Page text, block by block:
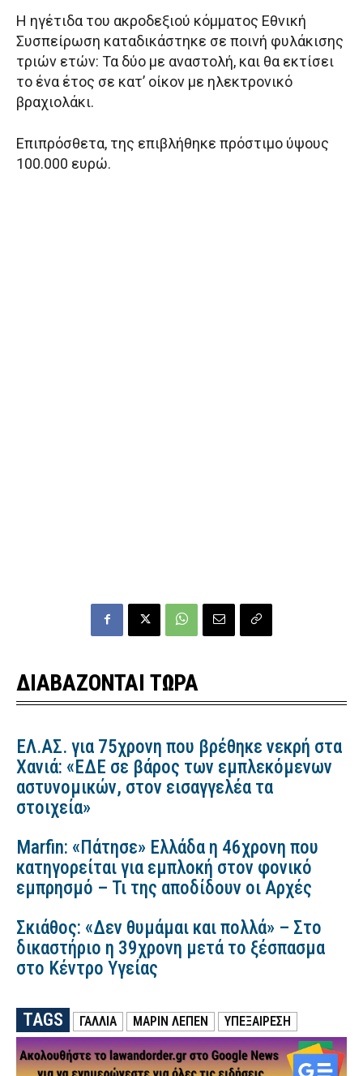
Η ηγέτιδα του ακροδεξιού κόμματος Εθνική
Συσπείρωση καταδικάστηκε σε ποινή φυλάκισης
τριών ετών: Τα δύο με αναστολή, και θα εκτίσει
το ένα έτος σε κατ’ οίκον με ηλεκτρονικό
βραχιολάκι.
Επιπρόσθετα, της επιβλήθηκε πρόστιμο ύψους
100.000 ευρώ.
ΔΙΑΒΑΖΟΝΤΑΙ ΤΩΡΑ
ΕΛ.ΑΣ. για 75χρονη που βρέθηκε νεκρή στα
Χανιά: «ΕΔΕ σε βάρος των εμπλεκόμενων
αστυνομικών, στον εισαγγελέα τα
στοιχεία»
Marfin: «Πάτησε» Ελλάδα η 46χρονη που
κατηγορείται για εμπλοκή στον φονικό
εμπρησμό – Τι της αποδίδουν οι Αρχές
Σκιάθος: «Δεν θυμάμαι και πολλά» – Στο
δικαστήριο η 39χρονη μετά το ξέσπασμα
στο Κέντρο Υγείας
TAGS ΓΑΛΛΙΑ ΜΑΡΊΝ ΛΕΠΈΝ ΥΠΕΞΑΙΡΕΣΗ